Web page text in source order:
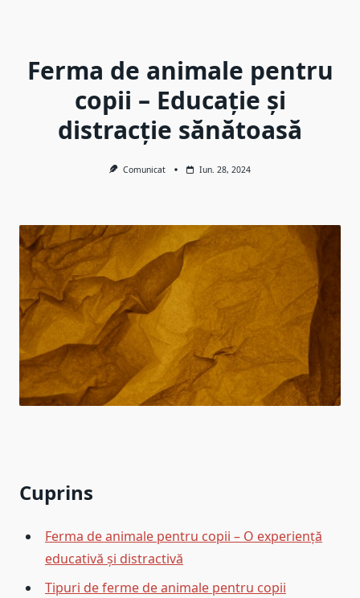
Ferma de animale pentru
copii – Educație și
distracție sănătoasă
Comunicat Iun. 28, 2024
Cuprins
Ferma de animale pentru copii – O experiență
educativă și distractivă
Tipuri de ferme de animale pentru copii